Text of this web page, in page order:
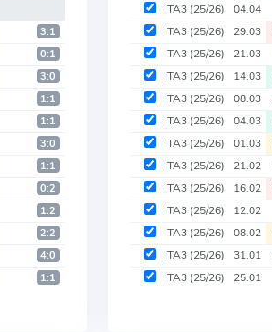
3:1
0:1
3:0
1:1
1:1
3:0
1:1
0:2
1:2
2:2
4:0
1:1
ITA3 (25/26) 04.04
ITA3 (25/26) 29.03
ITA3 (25/26) 21.03
ITA3 (25/26) 14.03
ITA3 (25/26) 08.03
ITA3 (25/26) 04.03
ITA3 (25/26) 01.03
ITA3 (25/26) 21.02
ITA3 (25/26) 16.02
ITA3 (25/26) 12.02
ITA3 (25/26) 08.02
ITA3 (25/26) 31.01
ITA3 (25/26) 25.01